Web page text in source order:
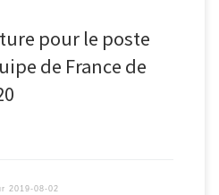
pour le poste
de France de
2019-08-02